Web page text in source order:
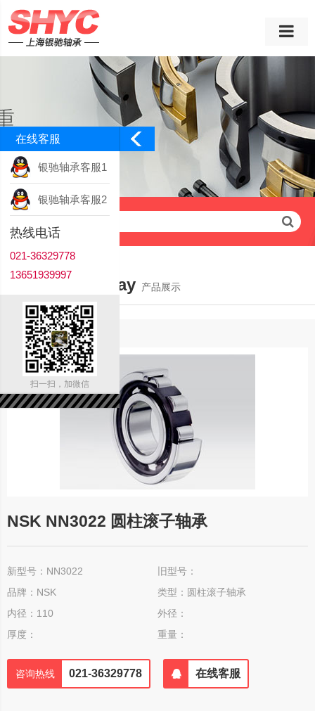
Product Display 产品展示
NSK NN3022 圆柱滚子轴承
新型号：NN3022
旧型号：
品牌：NSK
类型：圆柱滚子轴承
内径：110
外径：
厚度：
重量：
咨询热线 021-36329778 在线客服
在线客服
银驰轴承客服1
银驰轴承客服2
热线电话
021-36329778
13651939997
扫一扫，加微信